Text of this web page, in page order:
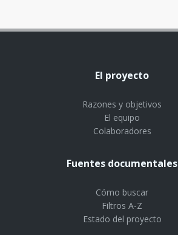
El proyecto
Razones y objetivos
El equipo
Colaboradores
Fuentes documentales
Cómo buscar
Filtros A-Z
Estado del proyecto